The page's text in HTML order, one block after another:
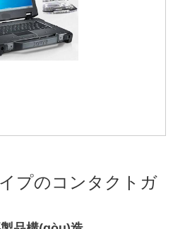
プのコンタクトガ